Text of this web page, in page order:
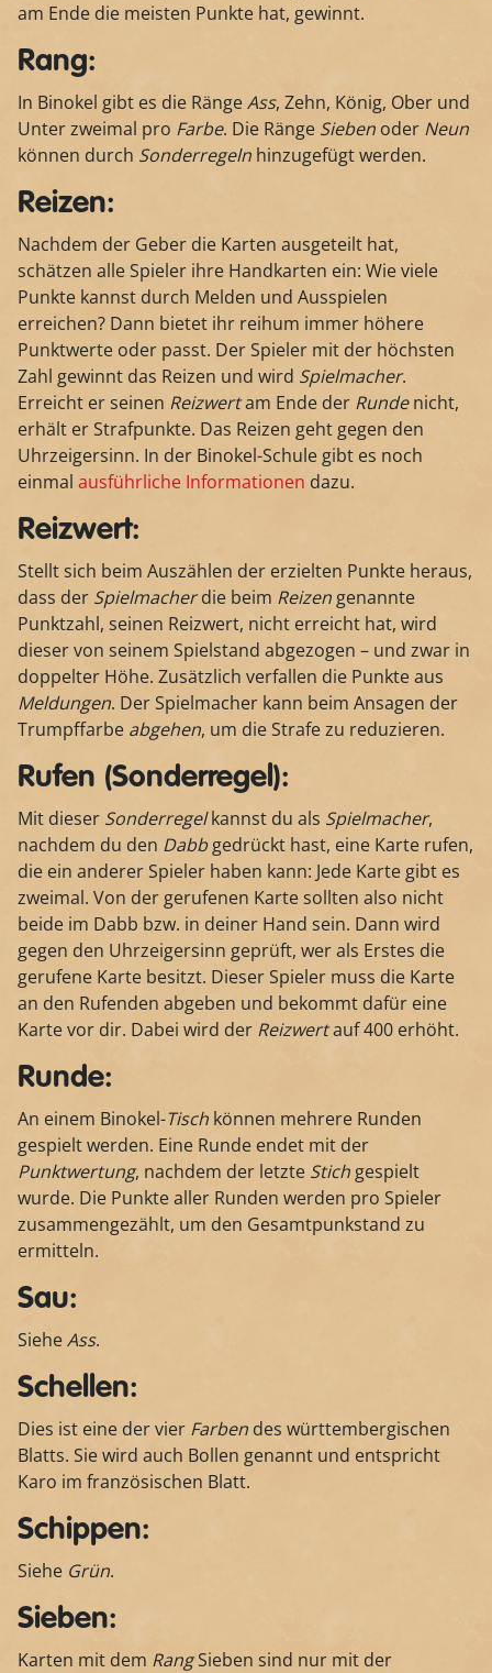
am Ende die meisten Punkte hat, gewinnt.
Rang:
In Binokel gibt es die RängeAss, Zehn, König, Ober und
Unter zweimal pro Farbe. Die Ränge Sieben oder Neun
können durch Sonderregeln hinzugefügt werden.
Reizen:
Nachdem der Geber die Karten ausgeteilt hat,
schätzen alle Spieler ihre Handkarten ein: Wie viele
Punkte kannst durch Melden und Ausspielen
erreichen? Dann bietet ihr reihum immer höhere
Punktwerte oder passt. Der Spieler mit der höchsten
Zahl gewinnt das Reizen und wird Spielmacher.
Erreicht er seinen Reizwertam Ende der Rundenicht,
erhält er Strafpunkte. Das Reizen geht gegen den
Uhrzeigersinn. In der Binokel-Schule gibt es noch
einmal ausführliche Informationen dazu.
Reizwert:
Stellt sich beim Auszählen der erzielten Punkte heraus,
dass der Spielmacherdie beim Reizen genannte
Punktzahl, seinen Reizwert, nicht erreicht hat, wird
dieser von seinem Spielstand abgezogen – und zwar in
doppelter Höhe. Zusätzlich verfallen die Punkte aus
Meldungen. Der Spielmacher kann beim Ansagen der
Trumpffarbe abgehen, um die Strafe zu reduzieren.
Rufen (Sonderregel):
Mit dieser Sonderregelkannst du als Spielmacher,
nachdem du den Dabbgedrückt hast, eine Karte rufen,
die ein anderer Spieler haben kann: Jede Karte gibt es
zweimal. Von der gerufenen Karte sollten also nicht
beide im Dabb bzw. in deiner Hand sein. Dann wird
gegen den Uhrzeigersinn geprüft, wer als Erstes die
gerufene Karte besitzt. Dieser Spieler muss die Karte
an den Rufenden abgeben und bekommt dafür eine
Karte vor dir. Dabei wird der Reizwertauf 400 erhöht.
Runde:
An einem Binokel-Tisch können mehrere Runden
gespielt werden. Eine Runde endet mit der
Punktwertung, nachdem der letzte Stich gespielt
wurde. Die Punkte aller Runden werden pro Spieler
zusammengezählt, um den Gesamtpunkstand zu
ermitteln.
Sau:
SieheAss.
Schellen:
Dies ist eine der vier Farben des württembergischen
Blatts. Sie wird auch Bollen genannt und entspricht
Karo im französischen Blatt.
Schippen:
Siehe Grün.
Sieben:
Karten mit dem RangSieben sind nur mit der